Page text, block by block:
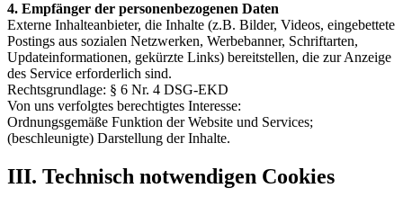
4. Empfänger der personenbezogenen Daten
Externe Inhalteanbieter, die Inhalte (z.B. Bilder, Videos, eingebettete
Postings aus sozialen Netzwerken, Werbebanner, Schriftarten,
Updateinformationen, gekürzte Links) bereitstellen, die zur Anzeige
des Service erforderlich sind.
Rechtsgrundlage: § 6 Nr. 4 DSG-EKD
Von uns verfolgtes berechtigtes Interesse:
Ordnungsgemäße Funktion der Website und Services;
(beschleunigte) Darstellung der Inhalte.
III. Technisch notwendigen Cookies